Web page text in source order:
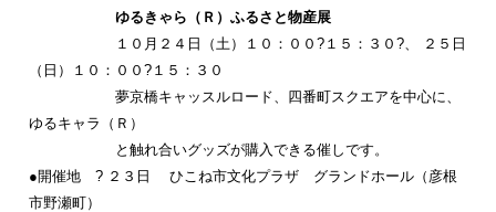
ゆるきゃら（Ｒ）ふるさと物産展
１０月２４日（土）１０：００?１５：３０?、 ２５日
（日）１０：００?１５：３０
夢京橋キャッスルロード、四番町スクエアを中心に、
ゆるキャラ（Ｒ）
と触れ合いグッズが購入できる催しです。
●開催地 ? ２３日 ひこね市文化プラザ グランドホール（彦根
市野瀬町）